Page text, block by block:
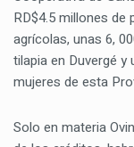
RD$4.5 millones de
agrícolas, unas 6,
tilapia en Duvergé
mujeres de esta
Solo en materia